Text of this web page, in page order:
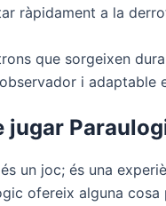
ràpidament a la
que sorgeixen
i
jugar
un joc; és una
ofereix alguna cosa